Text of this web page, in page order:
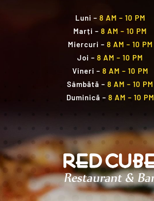
Luni – 8 AM – 10 PM
Marți – 8 AM – 10 PM
Miercuri – 8 AM – 10 PM
Joi – 8 AM – 10 PM
Vineri – 8 AM – 10 PM
Sâmbătă – 8 AM – 10 PM
Duminică – 8 AM – 10 PM